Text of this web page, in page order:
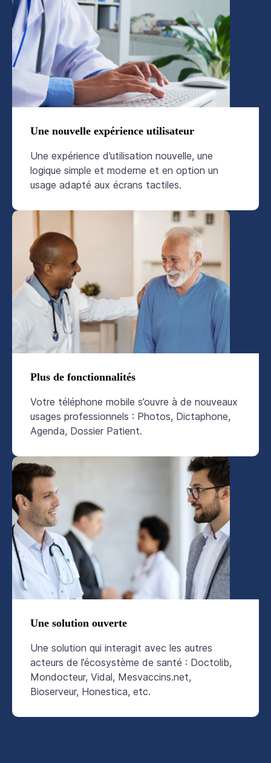
Une nouvelle expérience utilisateur
Une expérience d’utilisation nouvelle, une
logique simple et moderne et en option un
usage adapté aux écrans tactiles.
Plus de fonctionnalités
Votre téléphone mobile s’ouvre à de nouveaux
usages professionnels : Photos, Dictaphone,
Agenda, Dossier Patient.
Une solution ouverte
Une solution qui interagit avec les autres
acteurs de l’écosystème de santé : Doctolib,
Mondocteur, Vidal, Mesvaccins.net,
Bioserveur, Honestica, etc.